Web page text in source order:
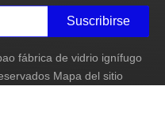
Suscribirse
fábrica de vidrio ignífugo
Mapa del sitio